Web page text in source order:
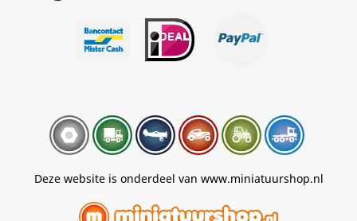
Deze website is onderdeel van www.miniatuurshop.nl